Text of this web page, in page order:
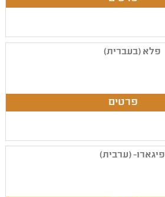
פלא (בעברית)
פיגארו- (ערבית)